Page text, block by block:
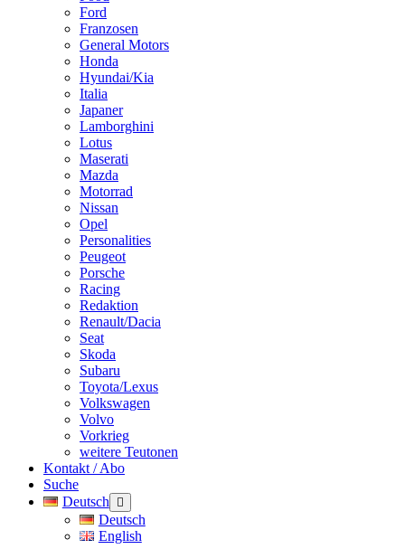
Ford
Franzosen
General Motors
Honda
Hyundai/Kia
Italia
Japaner
Lamborghini
Lotus
Maserati
Mazda
Motorrad
Nissan
Opel
Personalities
Peugeot
Porsche
Racing
Redaktion
Renault/Dacia
Seat
Skoda
Subaru
Toyota/Lexus
Volkswagen
Volvo
Vorkrieg
weitere Teutonen
Kontakt / Abo
Suche
Deutsch
Menü
öffnen
Deutsch
English